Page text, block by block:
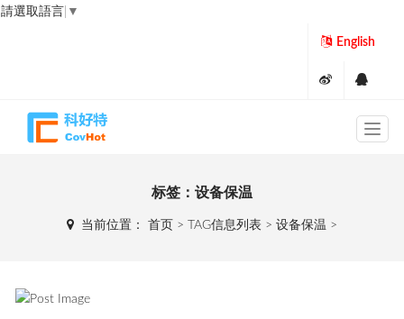
請選取語言 ▼
English
标签：设备保温
当前位置： 首页 > TAG信息列表 > 设备保温 >